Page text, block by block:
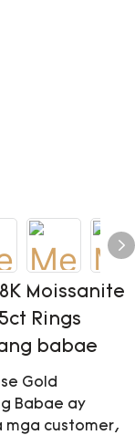
Moissanite
Rings
babae
Gold
Babae ay
mga customer,